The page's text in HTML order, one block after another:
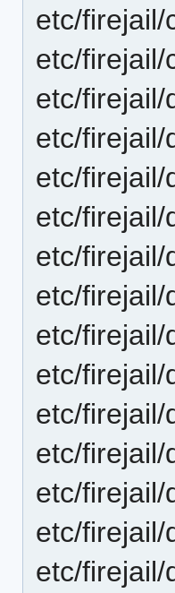
etc/firejail/
etc/firejail/
etc/firejail/
etc/firejail/
etc/firejail/
etc/firejail/
etc/
etc/firejail/
etc/firejail/
etc/firejail/
etc/firejail/
etc/firejail/
etc/firejail/
etc/firejail/
etc/firejail/